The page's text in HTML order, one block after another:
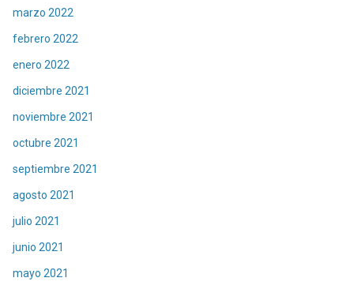
marzo 2022
febrero 2022
enero 2022
diciembre 2021
noviembre 2021
octubre 2021
septiembre 2021
agosto 2021
julio 2021
junio 2021
mayo 2021